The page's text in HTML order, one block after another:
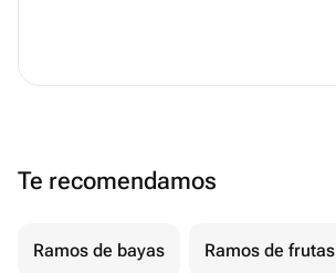
Te recomendamos
Ramos de bayas Ramos de frutas